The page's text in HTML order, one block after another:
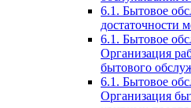
6.1. Бытовое
достаточности
6.1. Бытовое
Организация
бытового
6.1. Бытовое
Организация